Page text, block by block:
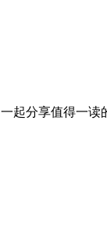
起分享值得一读